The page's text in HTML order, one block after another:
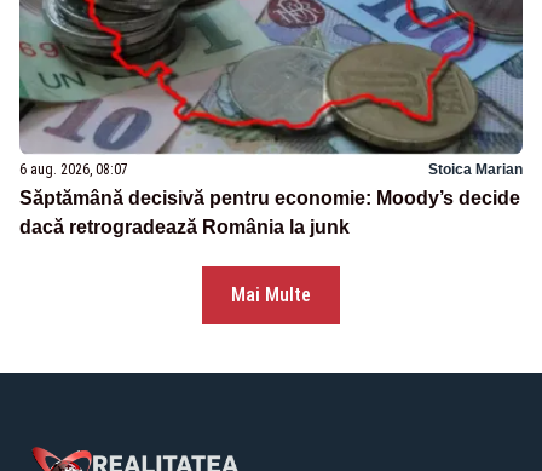
6 aug. 2026, 08:07 Stoica Marian
Săptămână decisivă pentru economie: Moody’s decide
dacă retrogradează România la junk
Mai Multe